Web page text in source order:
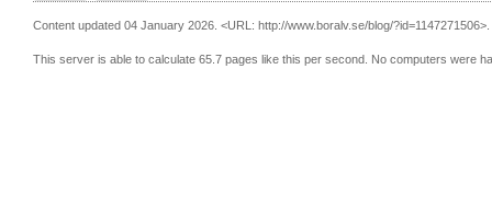
Content updated 04 January 2026. <URL: http://www.boralv.se/blog/?id=1147271506>.
This server is able to calculate 65.7 pages like this per second. No computers were